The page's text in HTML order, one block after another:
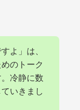
よ」は、
のトーク
冷静に数
いきまし